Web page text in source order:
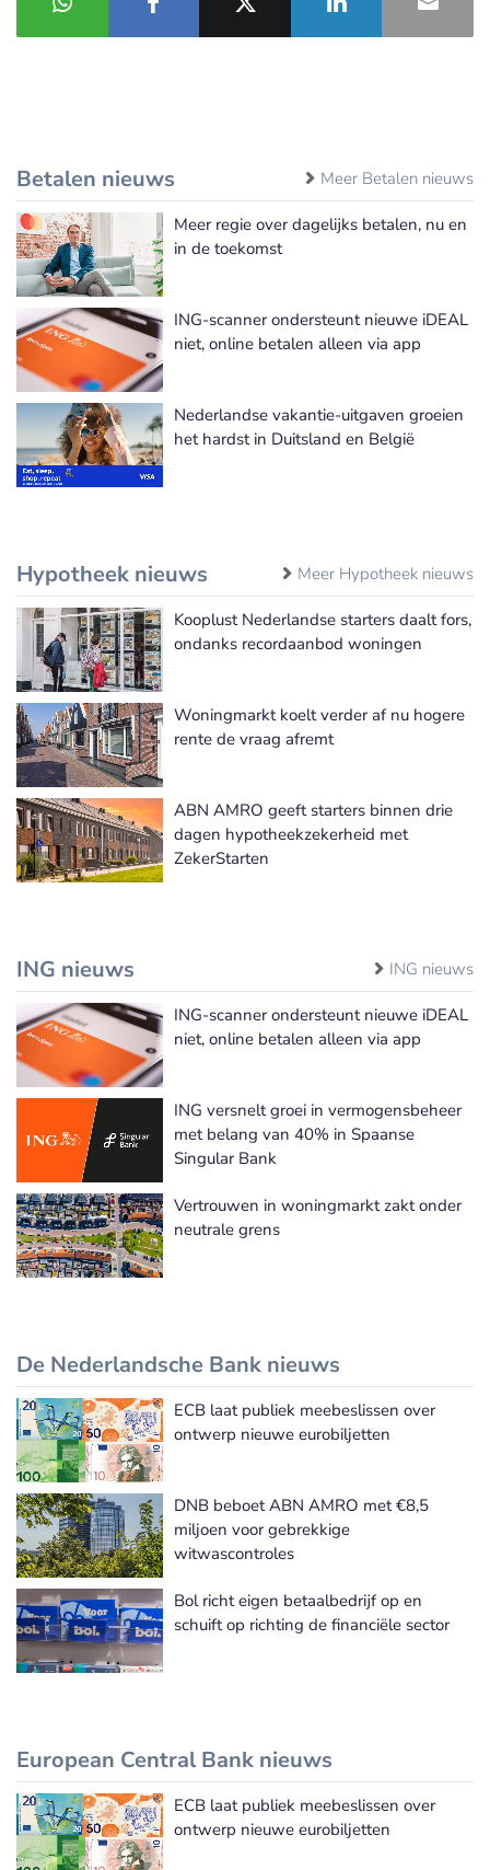
Betalen nieuws Meer Betalen nieuws
Meer regie over dagelijks betalen, nu en
in de toekomst
ING-scanner ondersteunt nieuwe iDEAL
niet, online betalen alleen via app
Nederlandse vakantie-uitgaven groeien
het hardst in Duitsland en België
Hypotheek nieuws Meer Hypotheek nieuws
Kooplust Nederlandse starters daalt fors,
ondanks recordaanbod woningen
Woningmarkt koelt verder af nu hogere
rente de vraag afremt
ABN AMRO geeft starters binnen drie
dagen hypotheekzekerheid met
ZekerStarten
ING nieuws ING nieuws
ING-scanner ondersteunt nieuwe iDEAL
niet, online betalen alleen via app
ING versnelt groei in vermogensbeheer
met belang van 40% in Spaanse
Singular Bank
Vertrouwen in woningmarkt zakt onder
neutrale grens
De Nederlandsche Bank nieuws
De Nederlandsche Bank nieuws
ECB laat publiek meebeslissen over
ontwerp nieuwe eurobiljetten
DNB beboet ABN AMRO met €8,5
miljoen voor gebrekkige
witwascontroles
Bol richt eigen betaalbedrijf op en
schuift op richting de financiële sector
European Central Bank nieuws
European Central Bank nieuws
ECB laat publiek meebeslissen over
ontwerp nieuwe eurobiljetten